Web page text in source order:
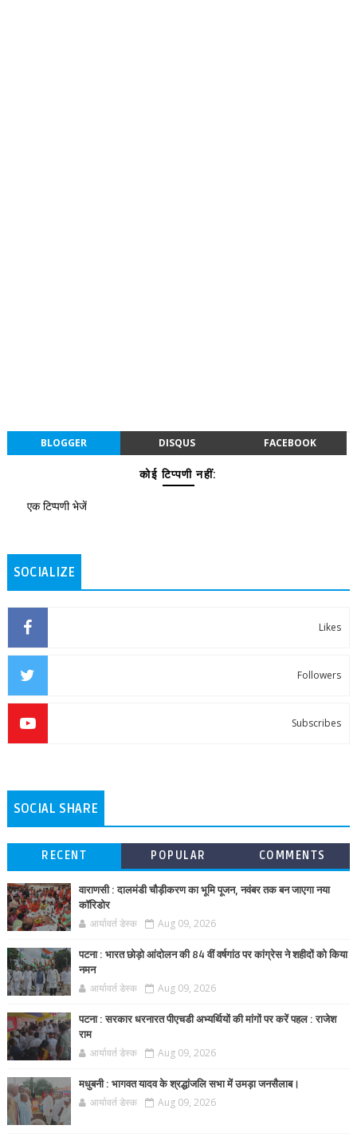
BLOGGER DISQUS FACEBOOK
कोई टिप्पणी नहीं:
एक टिप्पणी भेजें
SOCIALIZE
Likes
Followers
Subscribes
SOCIAL SHARE
RECENT POPULAR COMMENTS
वाराणसी : दालमंडी चौड़ीकरण का भूमि पूजन, नवंबर तक बन जाएगा नया
कॉरिडोर
आर्यावर्त डेस्क Aug 09, 2026
पटना : भारत छोड़ो आंदोलन की 84 वीं वर्षगांठ पर कांग्रेस ने शहीदों को किया
नमन
आर्यावर्त डेस्क Aug 09, 2026
पटना : सरकार धरनारत पीएचडी अभ्यर्थियों की मांगों पर करें पहल : राजेश
राम
आर्यावर्त डेस्क Aug 09, 2026
मधुबनी : भागवत यादव के श्रद्धांजलि सभा में उमड़ा जनसैलाब।
आर्यावर्त डेस्क Aug 09, 2026